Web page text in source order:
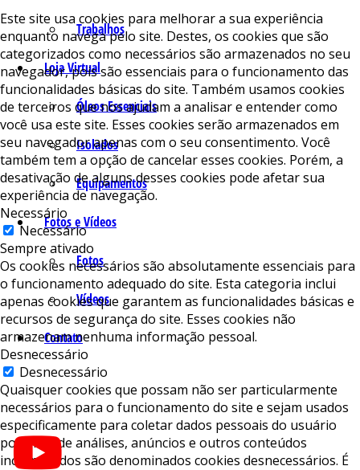
Trabalhos
Loja Virtual
Óleos Essenciais
Isolados
Equipamentos
Fotos e Vídeos
Fotos
Vídeos
Contato
Este site usa cookies para melhorar a sua experiência
enquanto navega pelo site. Destes, os cookies que são
categorizados como necessários são armazenados no seu
navegador, pois são essenciais para o funcionamento das
funcionalidades básicas do site. Também usamos cookies
de terceiros que nos ajudam a analisar e entender como
você usa este site. Esses cookies serão armazenados em
seu navegador apenas com o seu consentimento. Você
também tem a opção de cancelar esses cookies. Porém, a
desativação de alguns desses cookies pode afetar sua
experiência de navegação.
Necessário
Necessário
Sempre ativado
Os cookies necessários são absolutamente essenciais para
o funcionamento adequado do site. Esta categoria inclui
apenas cookies que garantem as funcionalidades básicas e
recursos de segurança do site. Esses cookies não
armazenam nenhuma informação pessoal.
Desnecessário
Desnecessário
Quaisquer cookies que possam não ser particularmente
necessários para o funcionamento do site e sejam usados ​​
especificamente para coletar dados pessoais do usuário
por meio de análises, anúncios e outros conteúdos
incorporados são denominados cookies desnecessários. É